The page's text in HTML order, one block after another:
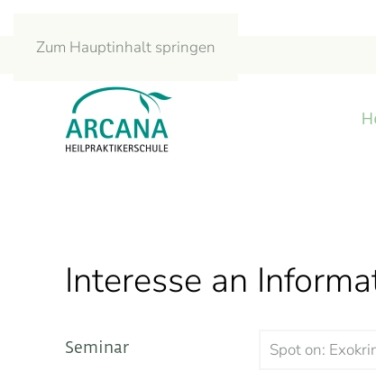
Zum Hauptinhalt springen
Interesse an
Seminar